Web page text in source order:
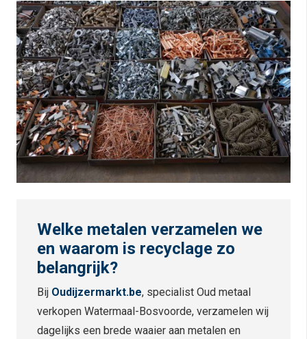
Welke metalen verzamelen we
en waarom is recyclage zo
belangrijk?
Bij Oudijzermarkt.be, specialist Oud metaal
verkopen Watermaal-Bosvoorde, verzamelen wij
dagelijks een brede waaier aan metalen en